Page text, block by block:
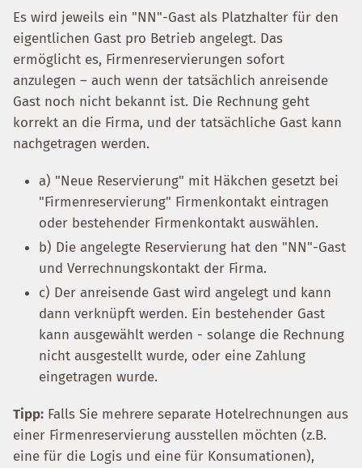
Es wird jeweils ein "NN"-Gast als Platzhalter für den
eigentlichen Gast pro Betrieb angelegt. Das
ermöglicht es, Firmenreservierungen sofort
anzulegen – auch wenn der tatsächlich anreisende
Gast noch nicht bekannt ist. Die Rechnung geht
korrekt an die Firma, und der tatsächliche Gast kann
nachgetragen werden.
a) "Neue Reservierung" mit Häkchen gesetzt bei
"Firmenreservierung" Firmenkontakt eintragen
oder bestehender Firmenkontakt auswählen.
b) Die angelegte Reservierung hat den "NN"-Gast
und Verrechnungskontakt der Firma.
c) Der anreisende Gast wird angelegt und kann
dann verknüpft werden. Ein bestehender Gast
kann ausgewählt werden - solange die Rechnung
nicht ausgestellt wurde, oder eine Zahlung
eingetragen wurde.
Tipp: Falls Sie mehrere separate Hotelrechnungen aus
einer Firmenreservierung ausstellen möchten (z.B.
eine für die Logis und eine für Konsumationen),